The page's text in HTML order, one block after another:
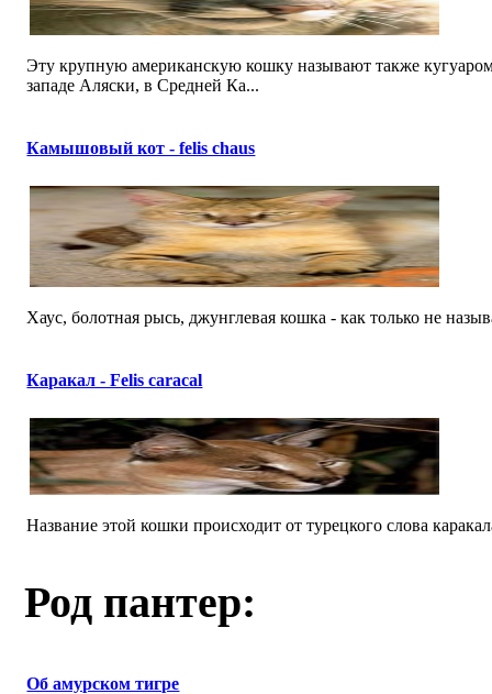
Эту крупную американскую кошку называют также
западе Аляски, в Средней Ка...
Камышовый кот - felis chaus
Хаус, болотная рысь, джунглевая кошка - как только не
Каракал - Felis caracal
Название этой кошки происходит от турецкого слова
Род пантер:
Об амурском тигре